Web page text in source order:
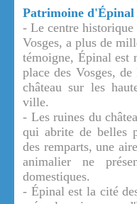
Patrimoine d'Épinal
- Le centre
Vosges, a plus de
témoigne, Épinal est
place des Vosges,
château sur les
ville.
- Les ruines du
qui abrite de belles
des remparts, une
animalier ne
domestiques.
- Épinal est la cité